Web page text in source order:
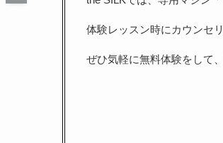
体験レッスン時にカウンセ
ぜひ気軽に無料体験をして